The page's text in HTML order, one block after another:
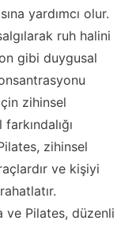
yardımcı olur.
ruh halini
gibi duygusal
zihinsel
zihinsel
ve kişiyi
ve Pilates, düzenli